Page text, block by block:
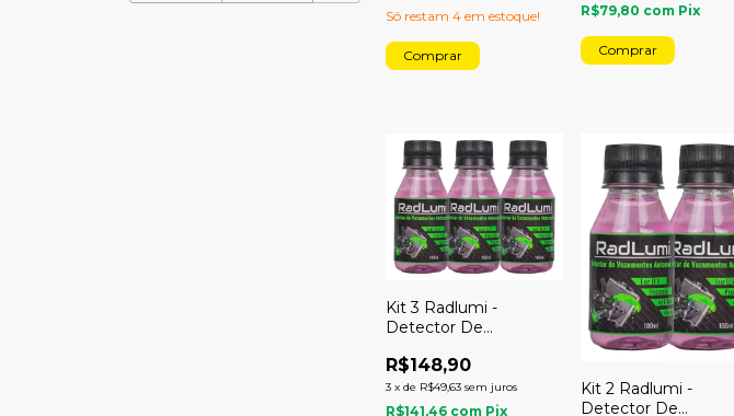
Só restam4 em estoque! R$79,80 com Pix
Kit 3 Radlumi -
Detector De
Finder + Lanterna
R$148,90
3 xde R$49,63 sem juros
R$141,46 com Pix
Kit 2 Radlumi -
Detector De